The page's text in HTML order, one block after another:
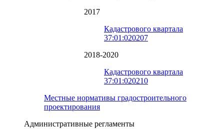
2017
Кадастрового квартала
37:01:020207
2018-2020
Кадастрового квартала
37:01:020210
Местные нормативы градостроительного
проектирования
Административные регламенты